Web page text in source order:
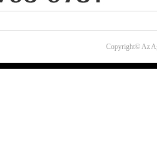
Copyright© Az